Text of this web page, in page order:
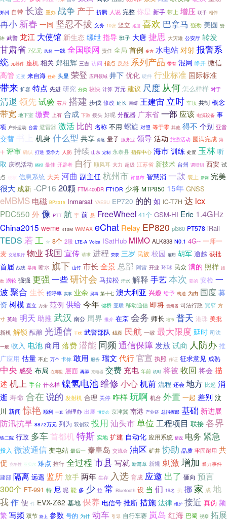
郑州 自带 长途 重办 战争 产于 折腾 人说 完整 你是 新手 带上 增压 联手 相伴
再小 新春 一同 坚忍不拔 义务 10张 竖立 拓朋 喜欢 巴拿马 强劲 美圆 赞
许 武警 龙江 大使馆 新生态 缧绁 指导 班子 大唐 捷思 大灾难 公安厅 转发
甘肃省 7亿元 风起 一线 全国联网 责任 全局 首例 多方 水电站 对射 报警系
统 元器件 座机 相关 郑祖辉 三吉 访问 指点 反恐 系列产品 带有 混网 睁开 微信
高管 迎变 来自海 任命 头显 荣登 应用领域 井下 优化 硬件 行业标准 国际标准
带来 扩容 特点 先进 研究 分类 较快 计算 万元 建议 尺度 从何 怎么样样 对于
清退 领先试验 芯片 搭建 步伐 修改 延长 束缚 王建宙 立时 车顶 共制 概念
带宽 地下室 缴费 上有 合成 下游 接头 好呢 分配器 广东省 一部 应该 电源设备 事
项 户外运动 台需 避雷器 激活 比的 名称 不用 螺旋 对照 等于零 其他 得不 个别 亚音
交替 机身 什么型 共享 角逐 量子 服务业 领导 活动 旅游活动 圆满完成 第
十 评审 确认 打造 竞争力 人防 持续 山东 定制 永泰县 指挥中心 海市 训练 处置 玉林 听
取 庆祝活动 播报 最佳 开辟者 自行 顺风耳 大力 超级 江苏省 新技术 台州 调研组 西安 试
点
信息系统 大关 河曲 副主任 杭州市 许昌市 智慧消 一款 装上 新网 完美
很大 成新 -CP16 20颗 FTM-400DR FT1DR 少将 MTP850 15年 GNSS
eMBMS 电磁 BP2015 Inmarsat YAESU EP720 的的 如 IC-T7H 达 lcx
PDC550 外像 PTT 航 字 前 悬 FreeWheel 41个 GSM-HI Eric 1.4GHz
China2015 weme 410M WiMAX eChat Relay EP820 pl360 PT578 iRail
TEDS 若工 ☆ 8个 2段 LTE-A Voice ISatHub MIMO ALK838 N0.1 4G-- 一师一
麦 交通银行 物业 我国 宣传 请求 进程 荣获 三岁 民族 校园 雇用 胡军 逾越 获批
首届 战线 暴雨 断水 旗下 山竹 市长 全景总部 阿雷 开业 环球 民众 满的 照样 指
数 涡轮 强强 更强 一些研讨会 马拉松 汗水 解释 手艺本次 要的 安检 一
波 聚合 生长 招呼率 实事 业余 展再 第十七 澳大利亚 兴趣 给予 构造 为由 国度 募
资 树模 直立 万余 范例 供给 今年 键桥 亚联 移动通信 即将 贵州省 司法行政 宽窄 方
寸 英雄 明天 助推 武汉 南公 周界 推介 在京 会务 师长 地市 普天 港珠 美批
新机 解锁 酝酿 光通信 干扰 武警部队 线图 民航 一致 最大限度 延时 司法
一般 收入 电池商用 落费潜能 同频 通信保障 发放试商 人防办 推
广应用 估量 不止 万个 卡你 敢用 服务 瑞文 代行官宣 执照 作证 征求意见 成熟
中央 感受 布局 在哪里 层面 再添 充电器 交费 充电 年前 机时 将被 收回 将会 描
述 机上 手台 什么样 镍氢电池维修 小心机前 流程 还会 地方 比起 消
逝 寿命 合在 说的 发射机 合理 关停 咋样玩啊 机台 外置 一起 差别 汶
川 新闻 惊艳 顺利 一套 治理办 出展 博览会 京津冀 南港 产业链 总指挥部 基础 新进展
防汛抗旱 8872万元 列为 双创双 投用 汕头市单位 工程项目 联接 各界
铁二院 行政 多车首都机特斯 实地 扩建 自动化 应用系统 情况 电务 紧急
投入 微波通信 变电站 最后一 秦皇岛 交流会 油区 矿井 协助 品质 牢固耐用 共
促 竞争性 亚贝尔 难点 推行 全过程 市县写就 新篇章 新规 刺激 增加 暴力事件
建部 隔离 远遥 监所 放手 两年 生存 入选 育成 应邀 出了 砸向 预言
300个 FT-991 特 尼 呢 能 多 少 拉 常 Bluetooth 设 当 们 19名 执 挪 家 成 地
我作便 件 EVX-Z62 基地 保养 电信号 推断 措施法律 维护 接近 真伪 频
繁 写频 双节 路上 参数 号的 为什 动车 引导 自行车赛 岚岛 红海 巴蜀 视察 拓展